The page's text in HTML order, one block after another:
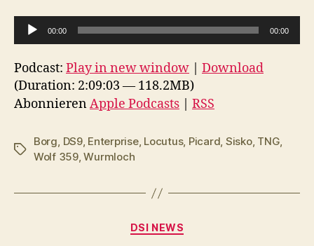
u
d
i
o
l
y
00:00 00:00
Podcast: Play in new window
Download
(Duration: 2:09:03 — 118.2MB)
AbonnierenApple Podcasts RSS
Schlagwörter
Borg, DS9, Enterprise, Locutus, Picard, Sisko, TNG,
Wolf 359,Wurmloch
Kategorien
DSI NEWS